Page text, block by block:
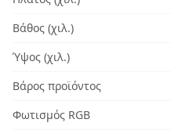
Βάθος (χιλ.)
Ύψος (χιλ.)
Βάρος προϊόντος
Φωτισμός RGB